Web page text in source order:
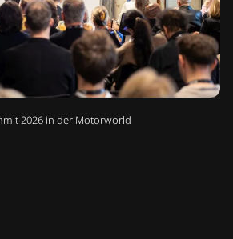
2026 in der Motorworld